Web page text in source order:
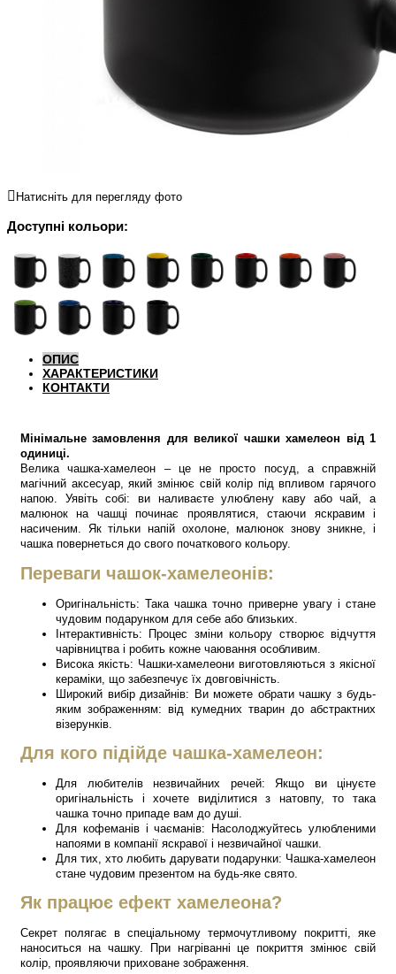
Натисніть для перегляду фото
Доступні кольори:
ОПИС
ХАРАКТЕРИСТИКИ
КОНТАКТИ
Мінімальне замовлення для великої чашки хамелеон від 1
одиниці.
Велика чашка-хамелеон – це не просто посуд, а справжній
магічний аксесуар, який змінює свій колір під впливом гарячого
напою. Уявіть собі: ви наливаєте улюблену каву або чай, а
малюнок на чашці починає проявлятися, стаючи яскравим і
насиченим. Як тільки напій охолоне, малюнок знову зникне, і
чашка повернеться до свого початкового кольору.
Переваги чашок-хамелеонів:
Оригінальність: Така чашка точно приверне увагу і стане
чудовим подарунком для себе або близьких.
Інтерактивність: Процес зміни кольору створює відчуття
чарівництва і робить кожне чаювання особливим.
Висока якість: Чашки-хамелеони виготовляються з якісної
кераміки, що забезпечує їх довговічність.
Широкий вибір дизайнів: Ви можете обрати чашку з будь-
яким зображенням: від кумедних тварин до абстрактних
візерунків.
Для кого підійде чашка-хамелеон:
Для любителів незвичайних речей: Якщо ви цінуєте
оригінальність і хочете виділитися з натовпу, то така
чашка точно припаде вам до душі.
Для кофеманів і чаєманів: Насолоджуйтесь улюбленими
напоями в компанії яскравої і незвичайної чашки.
Для тих, хто любить дарувати подарунки: Чашка-хамелеон
стане чудовим презентом на будь-яке свято.
Як працює ефект хамелеона?
Секрет полягає в спеціальному термочутливому покритті, яке
наноситься на чашку. При нагріванні це покриття змінює свій
колір, проявляючи приховане зображення.